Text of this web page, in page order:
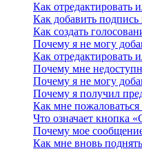
Как отредактировать
Как добавить
Как создать
Почему я не могу
Как отредактировать
Почему мне
Почему я не могу
Почему я получил
Как мне
Что означает кнопка
Почему мое
Как мне вновь